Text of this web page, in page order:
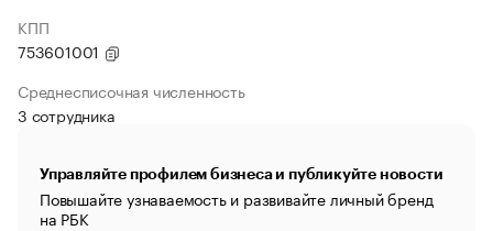
КПП
753601001
Среднесписочная численность
3 сотрудника
Управляйте профилем бизнеса и публикуйте новости
Повышайте узнаваемость и развивайте личный бренд
на РБК